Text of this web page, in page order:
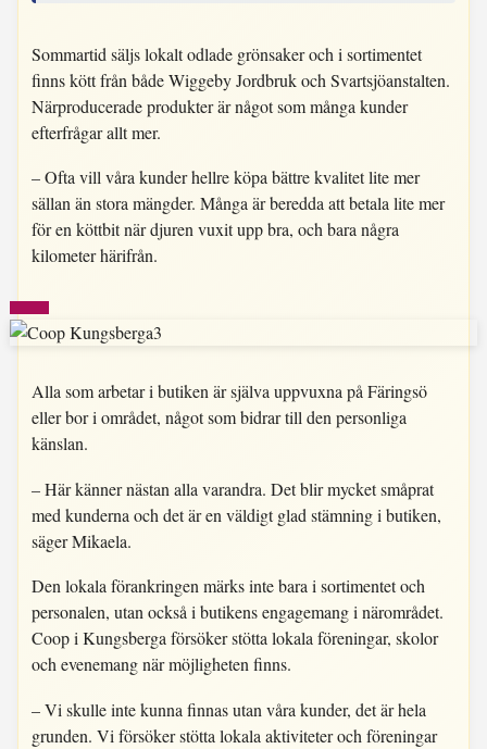
Sommartid säljs lokalt odlade grönsaker och i sortimentet
finns kött från både Wiggeby Jordbruk och Svartsjöanstalten.
Närproducerade produkter är något som många kunder
efterfrågar allt mer.
– Ofta vill våra kunder hellre köpa bättre kvalitet lite mer
sällan än stora mängder. Många är beredda att betala lite mer
för en köttbit när djuren vuxit upp bra, och bara några
kilometer härifrån.
Alla som arbetar i butiken är själva uppvuxna på Färingsö
eller bor i området, något som bidrar till den personliga
känslan.
– Här känner nästan alla varandra. Det blir mycket småprat
med kunderna och det är en väldigt glad stämning i butiken,
säger Mikaela.
Den lokala förankringen märks inte bara i sortimentet och
personalen, utan också i butikens engagemang i närområdet.
Coop i Kungsberga försöker stötta lokala föreningar, skolor
och evenemang när möjligheten finns.
– Vi skulle inte kunna finnas utan våra kunder, det är hela
grunden. Vi försöker stötta lokala aktiviteter och föreningar